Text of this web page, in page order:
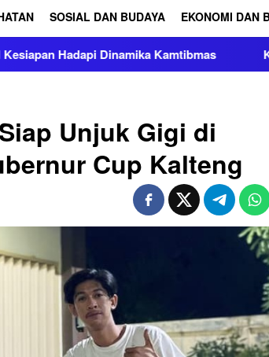
SOSIAL DAN BUDAYA EKONOMI DAN
Kembangkan Basket 3×3
Unjuk Gigi di
Cup Kalteng